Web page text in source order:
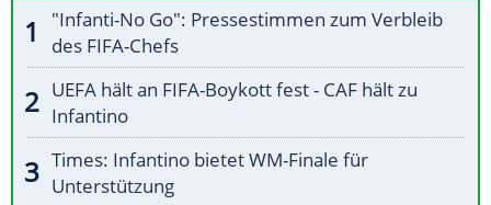
"Infanti-No Go": Pressestimmen zum Verbleib
des FIFA-Chefs
UEFA hält an FIFA-Boykott fest - CAF hält zu
Infantino
Times: Infantino bietet WM-Finale für
Unterstützung